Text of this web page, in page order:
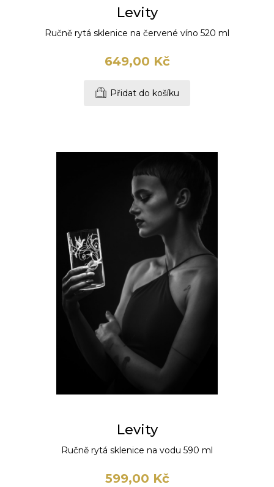
Levity
Ručně rytá sklenice na červené víno 520 ml
649,00 Kč
Přidat do košíku
Levity
Ručně rytá sklenice na vodu 590 ml
599,00 Kč